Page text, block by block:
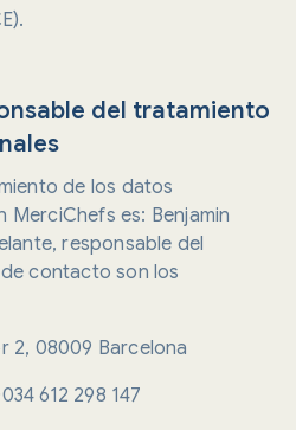
del tratamiento
de los datos
es: Benjamin
responsable del
contacto son los
2, 08009 Barcelona
612 298 147